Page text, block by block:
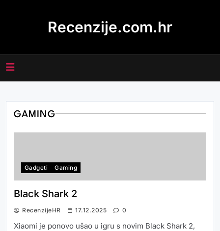
Recenzije.com.hr
GAMING
Gadgeti Gaming
Black Shark 2
RecenzijeHR 17.12.2025 0
Xiaomi je ponovo ušao u igru s novim Black Shark 2,